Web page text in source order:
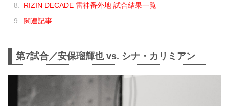
RIZIN DECADE 雷神番外地 試合結果一覧
関連記事
第7試合／安保瑠輝也 vs. シナ・カリミアン